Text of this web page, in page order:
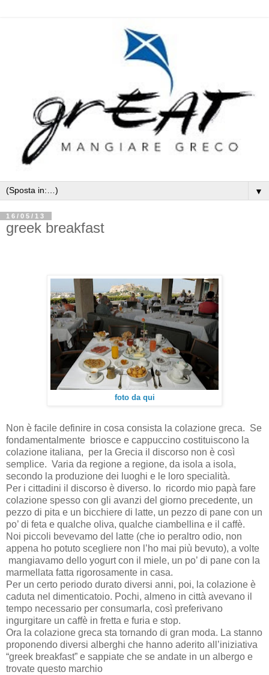
▼
16/05/13
greek breakfast
foto da qui
Non è facile definire in cosa consista la colazione greca. Se
fondamentalmente briosce e cappuccino costituiscono la
colazione italiana, per la Grecia il discorso non è così
semplice. Varia da regione a regione, da isola a isola,
secondo la produzione dei luoghi e le loro specialità.
Per i cittadini il discorso è diverso. Io ricordo mio papà fare
colazione spesso con gli avanzi del giorno precedente, un
pezzo di pita e un bicchiere di latte, un pezzo di pane con un
po’ di feta e qualche oliva, qualche ciambellina e il caffè.
Noi piccoli bevevamo del latte (che io peraltro odio, non
appena ho potuto scegliere non l’ho mai più bevuto), a volte
mangiavamo dello yogurt con il miele, un po’ di pane con la
marmellata fatta rigorosamente in casa.
Per un certo periodo durato diversi anni, poi, la colazione è
caduta nel dimenticatoio. Pochi, almeno in città avevano il
tempo necessario per consumarla, così preferivano
ingurgitare un caffè in fretta e furia e stop.
Ora la colazione greca sta tornando di gran moda. La stanno
proponendo diversi alberghi che hanno aderito all’iniziativa
“greek breakfast” e sappiate che se andate in un albergo e
trovate questo marchio